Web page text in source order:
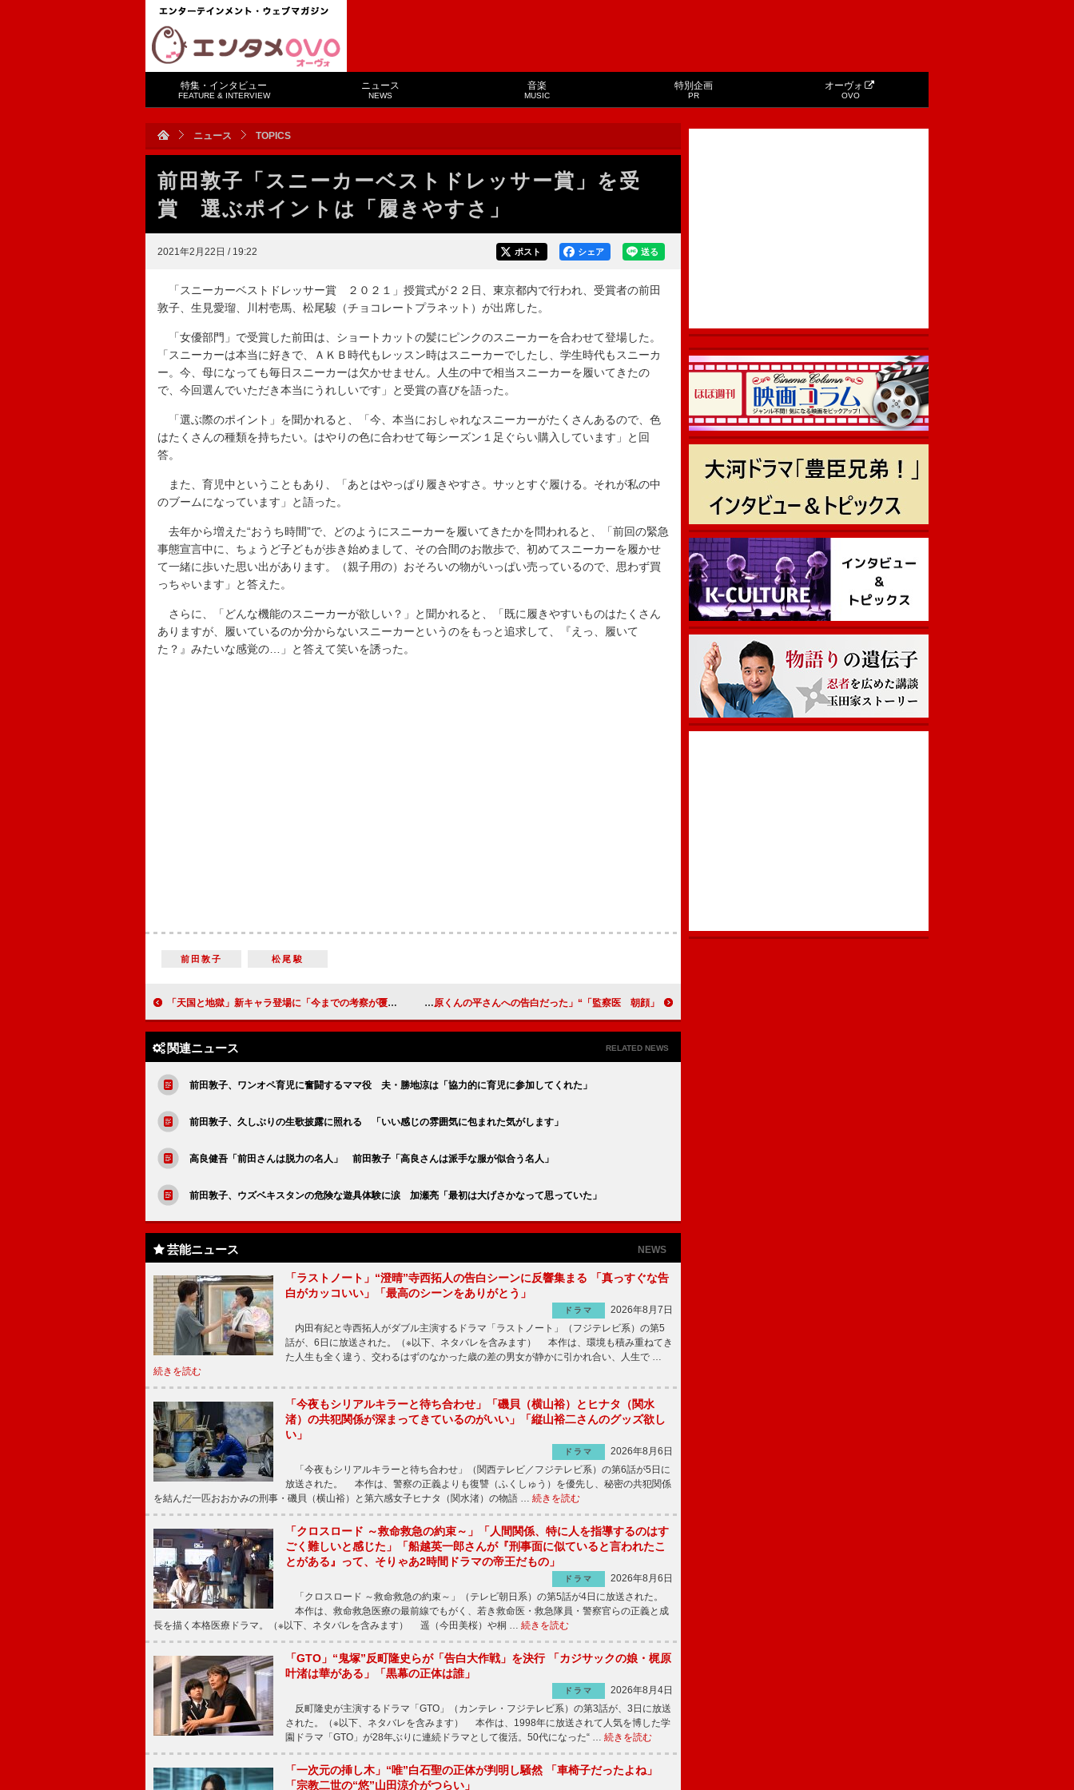
特集・インタビュー
FEATURE & INTERVIEW
ニュース
NEWS
音楽
MUSIC
特別企画
PR
オーヴォ
OVO
ニュース TOPICS
前田敦子「スニーカーベストドレッサー賞」を受
賞 選ぶポイントは「履きやすさ」
2021年2月22日 / 19:22 送る
シェア
ポスト
「スニーカーベストドレッサー賞 ２０２１」授賞式が２２日、東京都内で行われ、受賞者の前田
敦子、生見愛瑠、川村壱馬、松尾駿（チョコレートプラネット）が出席した。
「女優部門」で受賞した前田は、ショートカットの髪にピンクのスニーカーを合わせて登場した。
「スニーカーは本当に好きで、ＡＫＢ時代もレッスン時はスニーカーでしたし、学生時代もスニーカ
ー。今、母になっても毎日スニーカーは欠かせません。人生の中で相当スニーカーを履いてきたの
で、今回選んでいただき本当にうれしいです」と受賞の喜びを語った。
「選ぶ際のポイント」を聞かれると、「今、本当におしゃれなスニーカーがたくさんあるので、色
はたくさんの種類を持ちたい。はやりの色に合わせて毎シーズン１足ぐらい購入しています」と回
答。
また、育児中ということもあり、「あとはやっぱり履きやすさ。サッとすぐ履ける。それが私の中
のブームになっています」と語った。
去年から増えた“おうち時間”で、どのようにスニーカーを履いてきたかを問われると、「前回の緊急
事態宣言中に、ちょうど子どもが歩き始めまして、その合間のお散歩で、初めてスニーカーを履かせ
て一緒に歩いた思い出があります。（親子用の）おそろいの物がいっぱい売っているので、思わず買
っちゃいます」と答えた。
さらに、「どんな機能のスニーカーが欲しい？」と聞かれると、「既に履きやすいものはたくさん
ありますが、履いているのか分からないスニーカーというのをもっと追求して、『えっ、履いて
た？』みたいな感覚の…」と答えて笑いを誘った。
前田敦子 松尾駿
「天国と地獄」新キャラ登場に「今までの考察が覆された」 「東朔也（アズマサクヤ）はもともとが陸か彩子なのかな」 「監察医 朝顔」“桑原”風間俊介の言葉に感動 「桑原くんの平さんへの告白だった」
関連ニュース RELATED NEWS
前田敦子、ワンオペ育児に奮闘するママ役 夫・勝地涼は「協力的に育児に参加してくれた」
前田敦子、久しぶりの生歌披露に照れる 「いい感じの雰囲気に包まれた気がします」
高良健吾「前田さんは脱力の名人」 前田敦子「高良さんは派手な服が似合う名人」
前田敦子、ウズベキスタンの危険な遊具体験に涙 加瀬亮「最初は大げさかなって思っていた」
芸能ニュース NEWS
「ラストノート」“澄晴”寺西拓人の告白シーンに反響集まる 「真っすぐな告
白がカッコいい」「最高のシーンをありがとう」
ドラマ
2026年8月7日
内田有紀と寺西拓人がダブル主演するドラマ「ラストノート」（フジテレビ系）の第5
話が、6日に放送された。（※以下、ネタバレを含みます） 本作は、環境も積み重ねてき
た人生も全く違う、交わるはずのなかった歳の差の男女が静かに引かれ合い、人生で …
続きを読む
「今夜もシリアルキラーと待ち合わせ」「磯貝（横山裕）とヒナタ（関水
渚）の共犯関係が深まってきているのがいい」「縦山裕二さんのグッズ欲し
い」
ドラマ
2026年8月6日
「今夜もシリアルキラーと待ち合わせ」（関西テレビ／フジテレビ系）の第6話が5日に
放送された。 本作は、警察の正義よりも復讐（ふくしゅう）を優先し、秘密の共犯関係
を結んだ一匹おおかみの刑事・磯貝（横山裕）と第六感女子ヒナタ（関水渚）の物語 … 続きを読む
「クロスロード ～救命救急の約束～」「人間関係、特に人を指導するのはす
ごく難しいと感じた」「船越英一郎さんが『刑事面に似ていると言われたこ
とがある』って、そりゃあ2時間ドラマの帝王だもの」
ドラマ
2026年8月6日
「クロスロード ～救命救急の約束～」（テレビ朝日系）の第5話が4日に放送された。
本作は、救命救急医療の最前線でもがく、若き救命医・救急隊員・警察官らの正義と成
長を描く本格医療ドラマ。（※以下、ネタバレを含みます） 遥（今田美桜）や桐 … 続きを読む
「GTO」“鬼塚”反町隆史らが「告白大作戦」を決行 「カジサックの娘・梶原
叶渚は華がある」「黒幕の正体は誰」
ドラマ
2026年8月4日
反町隆史が主演するドラマ「GTO」（カンテレ・フジテレビ系）の第3話が、3日に放送
された。（※以下、ネタバレを含みます） 本作は、1998年に放送されて人気を博した学
園ドラマ「GTO」が28年ぶりに連続ドラマとして復活。50代になった“ … 続きを読む
「一次元の挿し木」“唯”白石聖の正体が判明し騒然 「車椅子だったよね」
「宗教二世の“悠”山田涼介がつらい」